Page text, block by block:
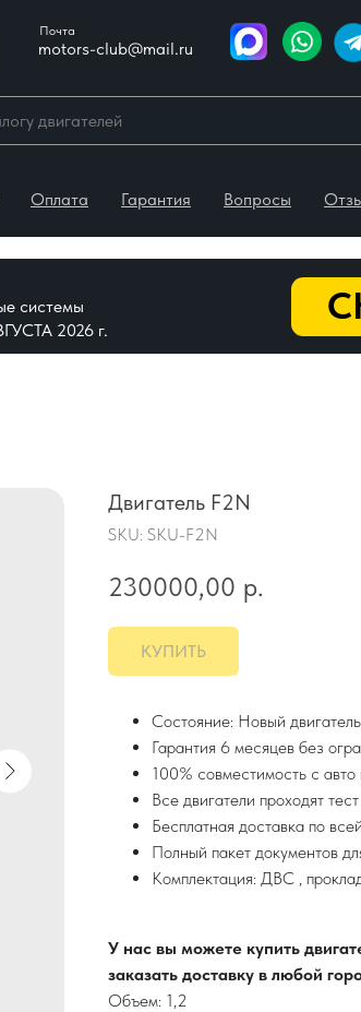
Почта
motors-club@mail.ru
Оплата Гарантия Вопросы
системы
2026 г.
Двигатель F2N
SKU: SKU-F2N
230000,00 р.
КУПИТЬ
Состояние: Новый двигатель
Гарантия 6 месяцев без
100% совместимость с
Все двигатели проходят
Бесплатная доставка по
Полный пакет документов
Комплектация: ДВС ,
У нас вы можете купить
заказать доставку в любой
Объем: 1,2